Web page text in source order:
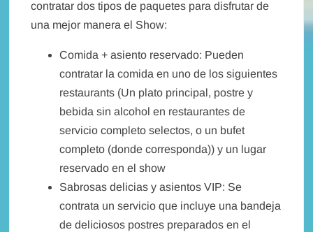
contratar dos tipos de paquetes para disfrutar de
una mejor manera el Show:
Comida + asiento reservado: Pueden
contratar la comida en uno de los siguientes
restaurants (Un plato principal, postre y
bebida sin alcohol en restaurantes de
servicio completo selectos, o un bufet
completo (donde corresponda)) y un lugar
reservado en el show
Sabrosas delicias y asientos VIP: Se
contrata un servicio que incluye una bandeja
de deliciosos postres preparados en el